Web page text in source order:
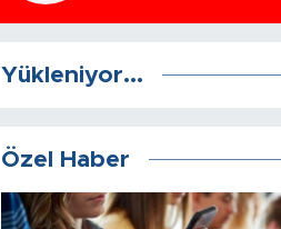
Yükleniyor...
Özel Haber